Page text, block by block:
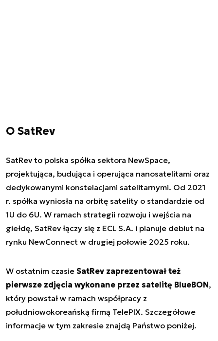
O SatRev
SatRev to polska spółka sektora NewSpace,
projektująca, budująca i operująca nanosatelitami oraz
dedykowanymi konstelacjami satelitarnymi. Od 2021
r. spółka wyniosła na orbitę satelity o standardzie od
1U do 6U. W ramach strategii rozwoju i wejścia na
giełdę, SatRev łączy się z ECL S.A. i planuje debiut na
rynku NewConnect w drugiej połowie 2025 roku.
W ostatnim czasie SatRev zaprezentował też
pierwsze zdjęcia wykonane przez satelitę BlueBON,
który powstał w ramach współpracy z
południowokoreańską firmą TelePIX. Szczegółowe
informacje w tym zakresie znajdą Państwo poniżej.